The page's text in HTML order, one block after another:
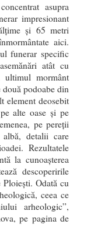
asupra
impresionant
și 65 metri
aici.
funerar specific
atât cu
mormânt
două podoabe din
element deosebit
alte oase și pe
pe pereții
detalii care
Rezultatele
la cunoașterea
descoperirile
Odată cu
ceea ce
arheologic”,
pe pagina de